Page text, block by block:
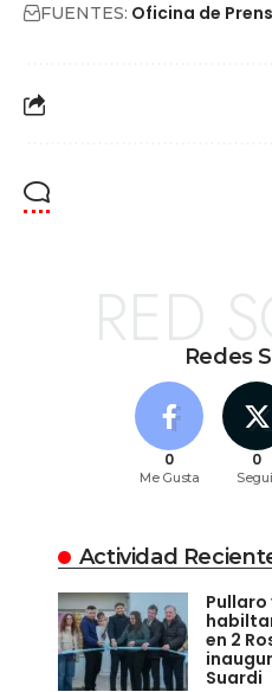
FUENTES: Oficina de
Redes
RED
0
Me Gusta
0
Actividad
en 2
Suardi